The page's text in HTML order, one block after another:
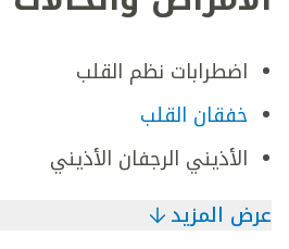
اضطرابات نظم القلب
خفقان القلب
الأذيني الرجفان الأذيني
عرض المزيد